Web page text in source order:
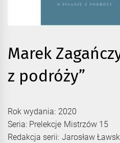
Marek
z podróży”
Rok wydania: 2020
Seria: Prelekcje Mistrzów 15
Redakcja serii: Jarosław